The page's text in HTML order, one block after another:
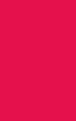
avoir
en
ou sur simple